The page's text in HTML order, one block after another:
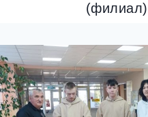
(филиал)